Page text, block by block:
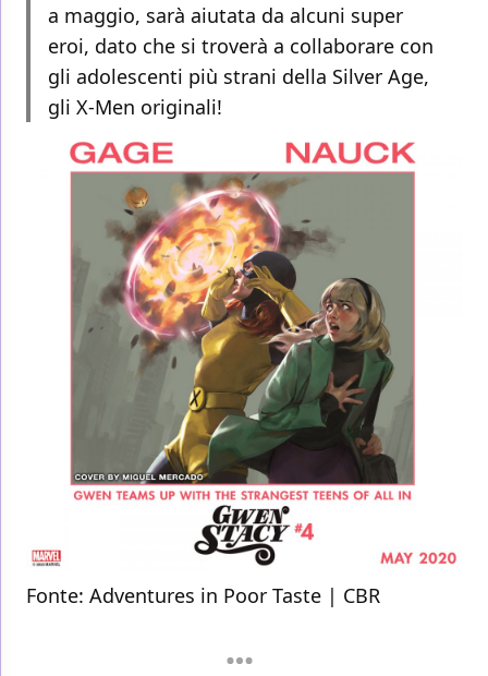
a maggio, sarà aiutata da alcuni super
eroi, dato che si troverà a collaborare con
gli adolescenti più strani della Silver Age,
gli X-Men originali!
Fonte: Adventures in Poor Taste | CBR